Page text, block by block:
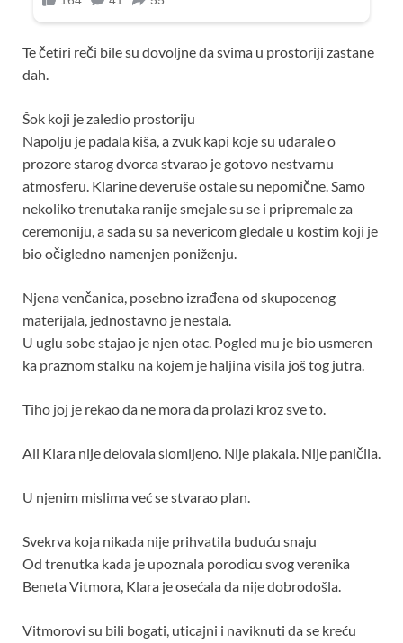
Te četiri reči bile su dovoljne da svima u prostoriji zastane
dah.
Šok koji je zaledio prostoriju
Napolju je padala kiša, a zvuk kapi koje su udarale o
prozore starog dvorca stvarao je gotovo nestvarnu
atmosferu. Klarine deveruše ostale su nepomične. Samo
nekoliko trenutaka ranije smejale su se i pripremale za
ceremoniju, a sada su sa nevericom gledale u kostim koji je
bio očigledno namenjen poniženju.
Njena venčanica, posebno izrađena od skupocenog
materijala, jednostavno je nestala.
U uglu sobe stajao je njen otac. Pogled mu je bio usmeren
ka praznom stalku na kojem je haljina visila još tog jutra.
Tiho joj je rekao da ne mora da prolazi kroz sve to.
Ali Klara nije delovala slomljeno. Nije plakala. Nije paničila.
U njenim mislima već se stvarao plan.
Svekrva koja nikada nije prihvatila buduću snaju
Od trenutka kada je upoznala porodicu svog verenika
Beneta Vitmora, Klara je osećala da nije dobrodošla.
Vitmorovi su bili bogati, uticajni i naviknuti da se kreću